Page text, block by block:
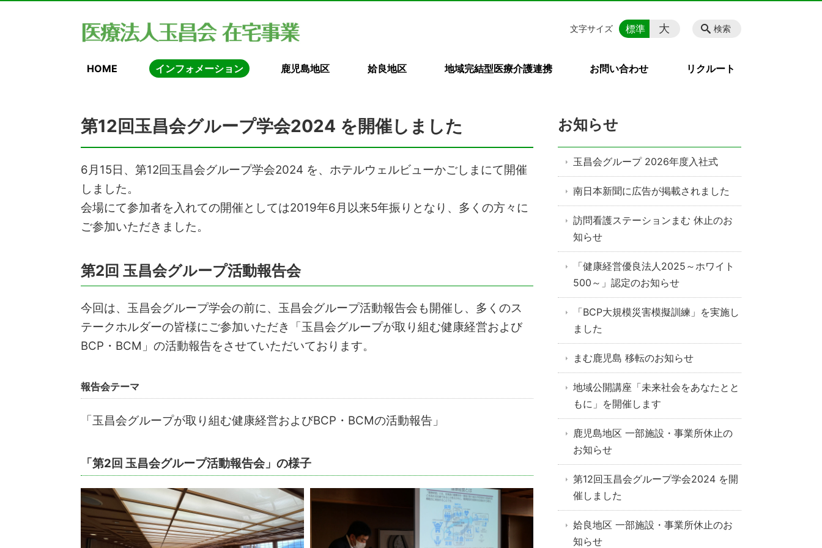
HOME インフォメーション 鹿児島地区 姶良地区 地域完結型医療介護連携 お問い合わせ リクルート
検索
文字サイズ 標準 大
第12回玉昌会グループ学会2024 を開催しました
6月15日、第12回玉昌会グループ学会2024 を、ホテルウェルビューかごしまにて開催
しました。
会場にて参加者を入れての開催としては2019年6月以来5年振りとなり、多くの方々に
ご参加いただきました。
第2回 玉昌会グループ活動報告会
今回は、玉昌会グループ学会の前に、玉昌会グループ活動報告会も開催し、多くのス
テークホルダーの皆様にご参加いただき「玉昌会グループが取り組む健康経営および
BCP・BCM」の活動報告をさせていただいております。
報告会テーマ
「玉昌会グループが取り組む健康経営およびBCP・BCMの活動報告」
「第2回 玉昌会グループ活動報告会」の様子
お知らせ
玉昌会グループ 2026年度入社式
南日本新聞に広告が掲載されました
訪問看護ステーションまむ 休止のお
知らせ
「健康経営優良法人2025～ホワイト
500～」認定のお知らせ
「BCP大規模災害模擬訓練」を実施し
ました
まむ鹿児島 移転のお知らせ
地域公開講座「未来社会をあなたとと
もに」を開催します
鹿児島地区 一部施設・事業所休止の
お知らせ
第12回玉昌会グループ学会2024 を開
催しました
姶良地区 一部施設・事業所休止のお
知らせ